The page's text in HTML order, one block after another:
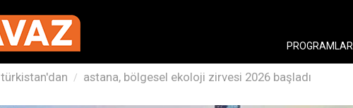
PROGRAMLAR
türkistan'dan astana, bölgesel ekoloji zirvesi 2026 başladı